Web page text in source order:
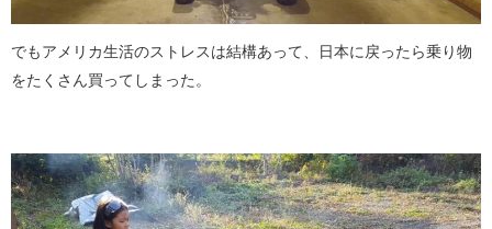
でもアメリカ生活のストレスは結構あって、日本に戻ったら乗り物
をたくさん買ってしまった。